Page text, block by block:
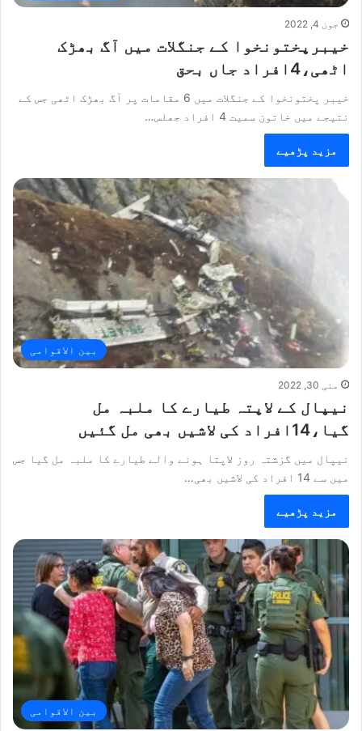
جون 4, 2022
خیبرپختونخوا کے جنگلات میں آگ بھڑک
اٹھی،4افراد جاں بحق
خیبر پختونخوا کے جنگلات میں 6 مقامات پر آگ بھڑک اٹھی جس کے
نتیجے میں خاتون سمیت 4 افراد جھلس…
مزید پڑھیے
بین الاقوامی
مئی 30, 2022
نیپال کے لاپتہ طیارے کا ملبہ مل
گیا،14افراد کی لاشیں بھی مل گئیں
نیپال میں گزشتہ روز لاپتا ہونے والے طیارے کا ملبہ مل گیا جس
میں سے 14 افراد کی لاشیں بھی…
مزید پڑھیے
بین الاقوامی